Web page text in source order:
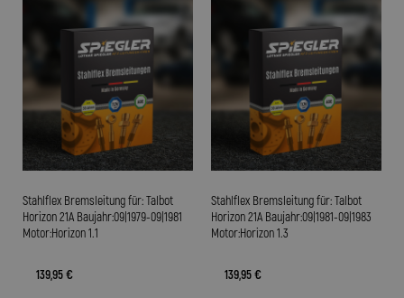
Stahlflex Bremsleitung für: Talbot
Horizon 21A Baujahr:09|1979-09|1981
Motor:Horizon 1.1
139,95 €
Stahlflex Bremsleitung für: Talbot
Horizon 21A Baujahr:09|1981-09|1983
Motor:Horizon 1.3
139,95 €